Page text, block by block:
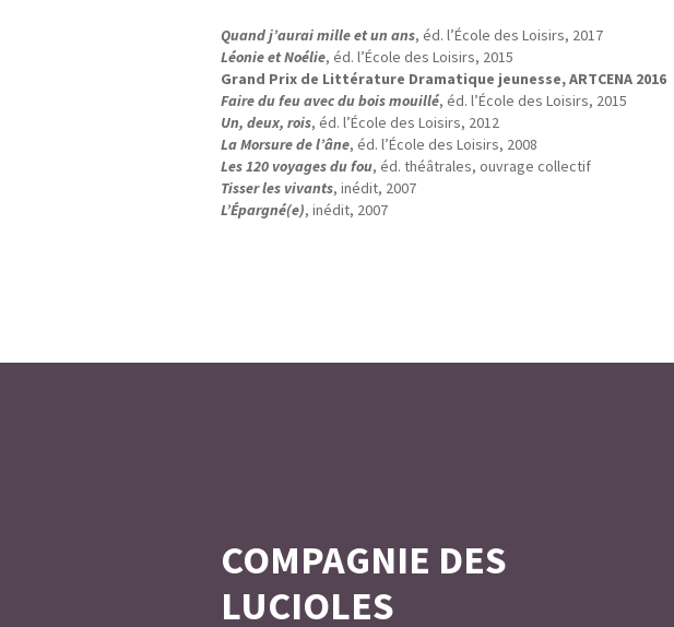
Quand j’aurai mille et un ans, éd. l’École des Loisirs, 2017
Léonie et Noélie, éd. l’École des Loisirs, 2015
Grand Prix de Littérature Dramatique jeunesse, ARTCENA 2016
Faire du feu avec du bois mouillé, éd. l’École des Loisirs, 2015
Un, deux, rois, éd. l’École des Loisirs, 2012
La Morsure de l’âne, éd. l’École des Loisirs, 2008
Les 120 voyages du fou, éd. théâtrales, ouvrage collectif
Tisser les vivants, inédit, 2007
L’Épargné(e), inédit, 2007
COMPAGNIE DES
LUCIOLES